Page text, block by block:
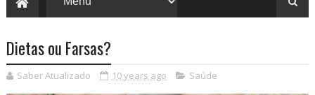
Dietas ou Farsas?
Saber Atualizado 10 years ago Saúde